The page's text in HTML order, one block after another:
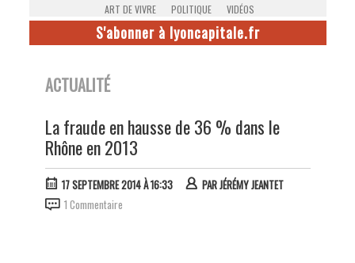
ART DE VIVRE
POLITIQUE VIDÉOS
S'abonner à lyoncapitale.fr
ACTUALITÉ
La fraude en hausse de 36 % dans le
Rhône en 2013
17 SEPTEMBRE 2014 À 16:33 PARJÉRÉMY JEANTET
1 Commentaire